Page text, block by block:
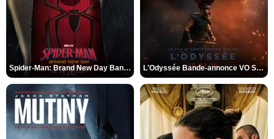
Spider-Man: Brand New Day Bande-annonce VO STFR L'Odyssée Bande-annonce VO STFR